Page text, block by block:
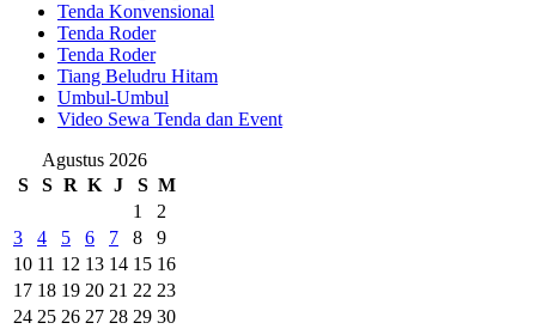
Tenda Konvensional
Tenda Roder
Tenda Roder
Tiang Beludru Hitam
Umbul-Umbul
Video Sewa Tenda dan Event
Agustus 2026
S
S R K J S M
1
2
3
4 5 6 7 8
9
10 11 12 13 14 15 16
17 18 19 20 21 22 23
24 25 26 27 28 29 30